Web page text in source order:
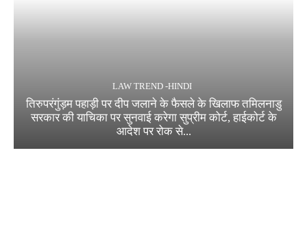
LAW TREND -HINDI
तिरुपरंगुंड़म पहाड़ी पर दीप जलाने के फैसले के खिलाफ तमिलनाडु
सरकार की याचिका पर सुनवाई करेगा सुप्रीम कोर्ट, हाईकोर्ट के
आदेश पर रोक से...